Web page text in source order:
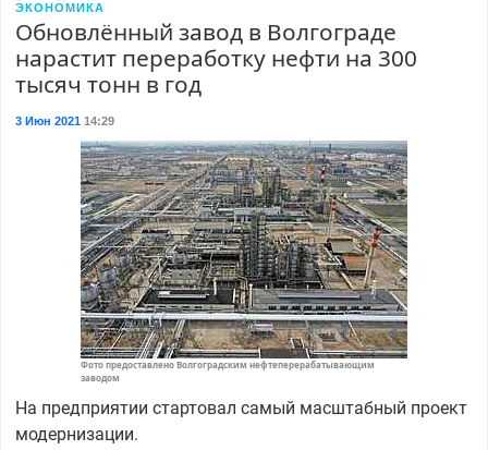
ЭКОНОМИКА
Обновлённый завод в Волгограде
нарастит переработку нефти на 300
тысяч тонн в год
3 Июн 202114:29
Фото предоставлено Волгоградским нефтеперерабатывающим
заводом
На предприятии стартовал самый масштабный проект
модернизации.